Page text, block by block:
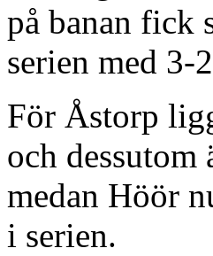
på banan fick
serien med 3-
För Åstorp
och
medan Höör
i serien.